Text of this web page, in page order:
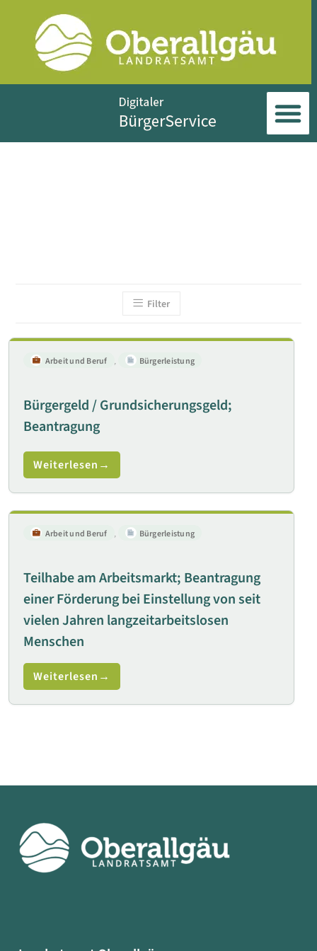
Filter
Arbeit und Beruf , Bürgerleistung
Bürgergeld / Grundsicherungsgeld;
Beantragung
Weiterlesen
Arbeit und Beruf , Bürgerleistung
Teilhabe am Arbeitsmarkt; Beantragung
einer Förderung bei Einstellung von seit
vielen Jahren langzeitarbeitslosen
Menschen
Weiterlesen